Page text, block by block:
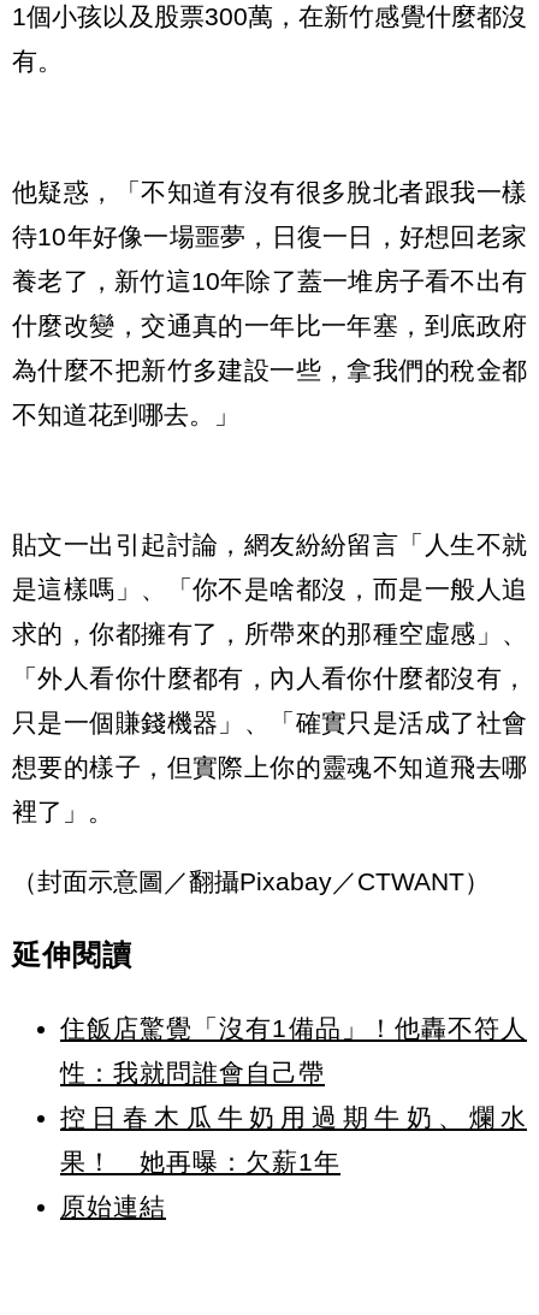
1個小孩以及股票300萬，在新竹感覺什麼都沒
有。
他疑惑，「不知道有沒有很多脫北者跟我一樣
待10年好像一場噩夢，日復一日，好想回老家
養老了，新竹這10年除了蓋一堆房子看不出有
什麼改變，交通真的一年比一年塞，到底政府
為什麼不把新竹多建設一些，拿我們的稅金都
不知道花到哪去。」
貼文一出引起討論，網友紛紛留言「人生不就
是這樣嗎」、「你不是啥都沒，而是一般人追
求的，你都擁有了，所帶來的那種空虛感」、
「外人看你什麼都有，內人看你什麼都沒有，
只是一個賺錢機器」、「確實只是活成了社會
想要的樣子，但實際上你的靈魂不知道飛去哪
裡了」。
（封面示意圖／翻攝Pixabay／CTWANT）
延伸閱讀
住飯店驚覺「沒有1備品」！他轟不符人
性：我就問誰會自己帶
控日春木瓜牛奶用過期牛奶、爛水
果！ 她再曝：欠薪1年
原始連結